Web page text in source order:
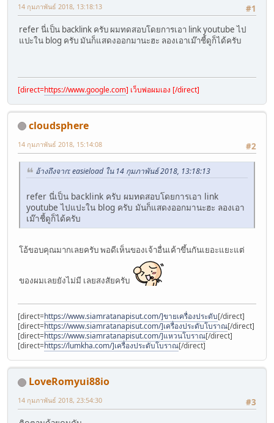
#1
14 กุมภาพันธ์ 2018, 13:18:13
refer นี่เป็น backlink ครับ ผมทดสอบโดยการเอา link youtube ไป
แปะใน blog ครับ มันก็แสดงออกมานะฮะ ลองเอาเม๊าชี้ดูก็ได้ครับ
[direct=https://www.google.com] เว็บพ่อผมเอง [/direct]
cloudsphere
#2
14 กุมภาพันธ์ 2018, 15:14:08
อ้างถึงจาก: easieload ใน 14 กุมภาพันธ์ 2018, 13:18:13
refer นี่เป็น backlink ครับ ผมทดสอบโดยการเอา link
youtube ไปแปะใน blog ครับ มันก็แสดงออกมานะฮะ ลองเอา
เม๊าชี้ดูก็ได้ครับ
โอ้ขอบคุณมากเลยครับ พอดีเห็นของเจ้าอื่นเค้าขึ้นกันเยอะแยะแต่
ของผมเลยยังไม่มี เลยสงสัยครับ
[direct=https://www.siamratanapisut.com/]ขายเครื่องประดับ[/direct]
[direct=https://www.siamratanapisut.com/]เครื่องประดับโบราณ[/direct]
[direct=https://www.siamratanapisut.com/]แหวนโบราณ[/direct]
[direct=https://lumkha.com/]เครื่องประดับโบราณ[/direct]
LoveRomyui88io
#3
14 กุมภาพันธ์ 2018, 23:54:30